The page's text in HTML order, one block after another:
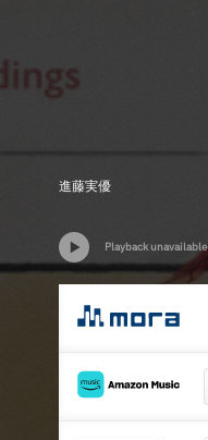
進藤実優
Playback unavailable